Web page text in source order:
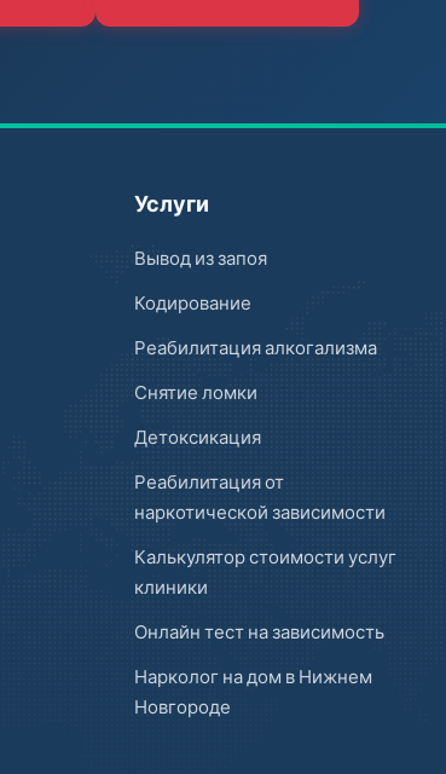
Услуги
Вывод из запоя
Кодирование
Реабилитация алкогализма
Снятие ломки
Детоксикация
Реабилитация от
наркотической зависимости
Калькулятор стоимости услуг
клиники
Онлайн тест на зависимость
Нарколог на дом в Нижнем
Новгороде